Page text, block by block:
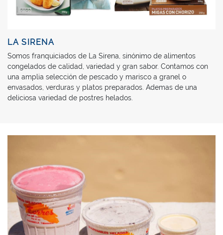
LA SIRENA
Somos franquiciados de La Sirena, sinónimo de alimentos
congelados de calidad, variedad y gran sabor. Contamos con
una amplia selección de pescado y marisco a granel o
envasados, verduras y platos preparados. Ademas de una
deliciosa variedad de postres helados.